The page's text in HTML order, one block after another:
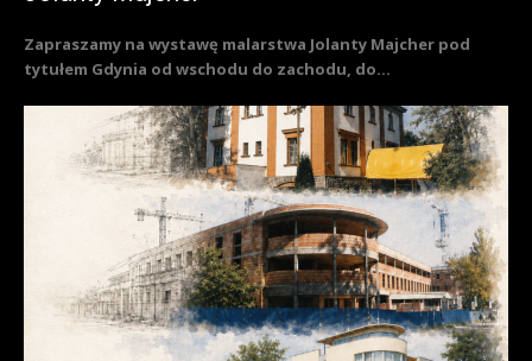
Zapraszamy na wystawę malarstwa Jolanty Majcher pod
tytułem Gdynia od wschodu do zachodu, do...